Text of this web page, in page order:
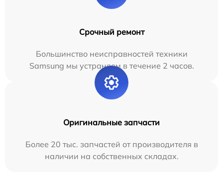
Срочный ремонт
Большинство неисправностей техники
Samsung мы устраняем в течение 2 часов.
Оригинальные запчасти
Более 20 тыс. запчастей от производителя в
наличии на собственных складах.